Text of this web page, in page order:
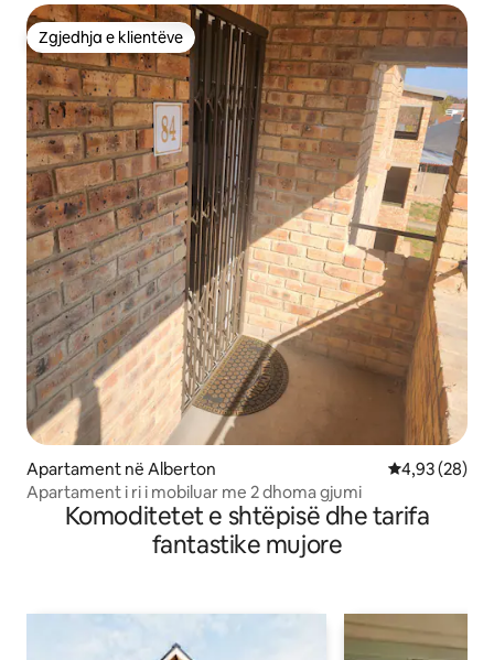
Zgjedhja e klientëve
Zgjedhja e klientëve
Apartament në Alberton Vlerësimi
4,93 (28)
Apartament i ri i mobiluar me 2 dhoma gjumi
Komoditetet e shtëpisë dhe tarifa
fantastike mujore